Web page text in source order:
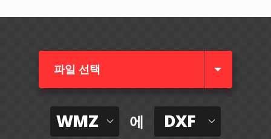
파일 선택
WMZ 에 DXF